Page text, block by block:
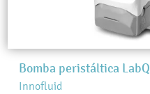
Bomba peristáltica LabQ
Innofluid